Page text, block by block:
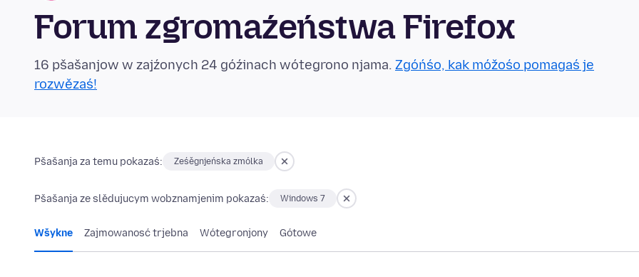
Forum zgromaźeństwa Firefox
16 pšašanjow w zajźonych 24 góźinach wótegrono njama. Zgóńśo, kak móžośo pomagaś je
rozwězaś!
Pšašanja za temu pokazaś: Ześěgnjeńska zmólka
Pšašanja ze slědujucym wobznamjenim pokazaś: Windows 7
Wšykne Zajmowanosć trjebna Wótegronjony Gótowe